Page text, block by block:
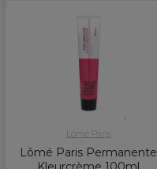
Lômé Paris
Lômé Paris Permanente